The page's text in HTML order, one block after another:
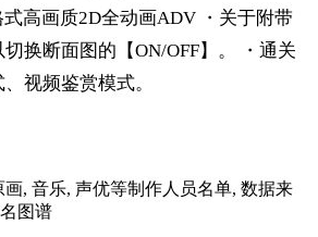
高画质2D全动画ADV ・关于附带
换断面图的【ON/OFF】。 ・通关
视频鉴赏模式。
画, 音乐, 声优等制作人员名单, 数据来
图谱